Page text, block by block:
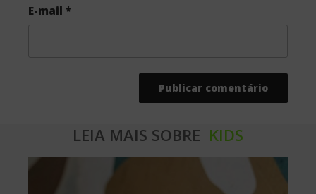
E-mail *
LEIA MAIS SOBRE KIDS